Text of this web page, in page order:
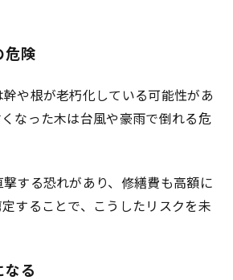
危険
や根が老朽化している可能性があ
なった木は台風や豪雨で倒れる危
する恐れがあり、修繕費も高額に
することで、こうしたリスクを未
る